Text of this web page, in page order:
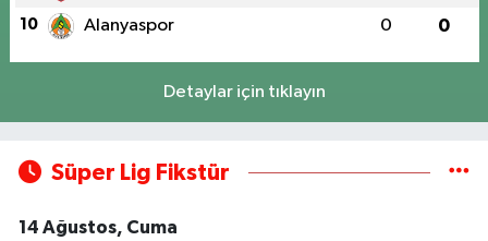
10 Alanyaspor 0 0
Detaylar için tıklayın
Süper Lig Fikstür
14 Ağustos, Cuma